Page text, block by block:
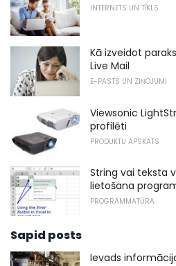
INTERNETS UN TĪKLS
Kā izveidot
Live Mail
E-PASTS UN ZIŅOJUMI
Viewsonic
profilēti
PRODUKTU APSKATS
String vai teksta
lietošana
PROGRAMMATŪRA
Sapid posts
Ievads